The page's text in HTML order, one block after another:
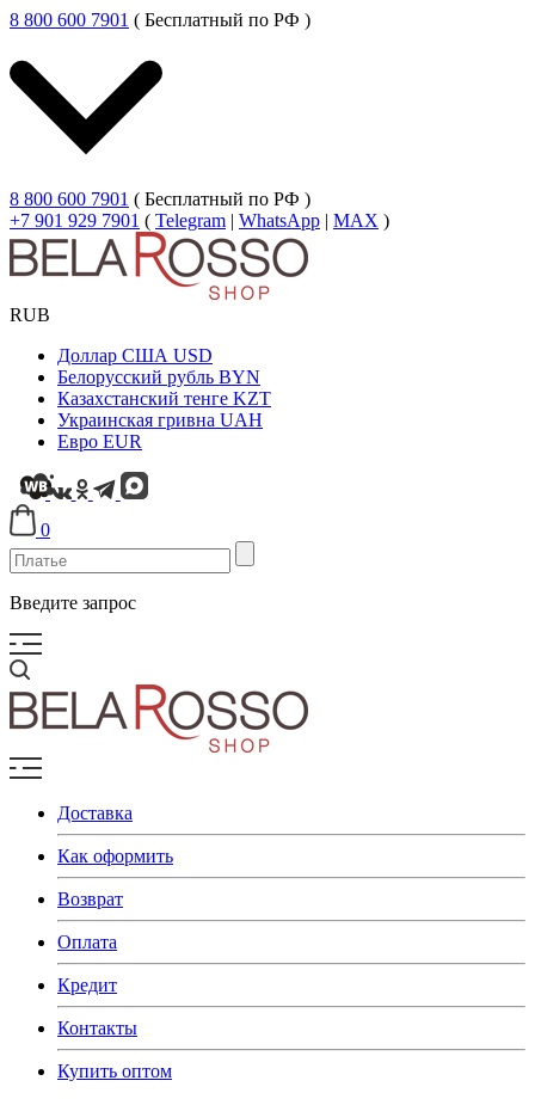
8 800 600 7901 ( Бесплатный по РФ )
8 800 600 7901 ( Бесплатный по РФ )
+7 901 929 7901 ( Telegram | WhatsApp | MAX )
RUB
Доллар США USD
Белорусский рубль BYN
Казахстанский тенге KZT
Украинская гривна UAH
Евро EUR
0
Введите запрос
Доставка
Как оформить
Возврат
Оплата
Кредит
Контакты
Купить оптом